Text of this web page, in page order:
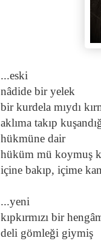
...eski
nâdide bir yelek
bir kurdela mıydı
aklıma takıp
hükmüne dair
hüküm mü koymuş
içine bakıp, içime
...yeni
kıpkırmızı bir
deli gömleği giymiş